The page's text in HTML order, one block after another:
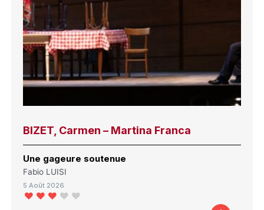
BIZET, Carmen – Martina Franca
Une gageure soutenue
Fabio LUISI
5 Août 2026